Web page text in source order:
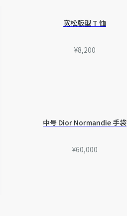
宽松版型 T 恤
¥8,200
中号 Dior Normandie 手袋
¥60,000